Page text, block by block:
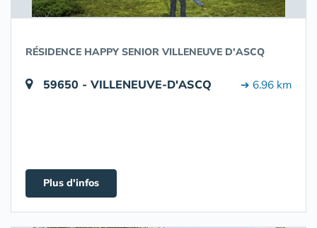
RÉSIDENCE HAPPY SENIOR VILLENEUVE D'ASCQ
59650 - VILLENEUVE-D'ASCQ ➔ 6.96 km
Plus d'infos